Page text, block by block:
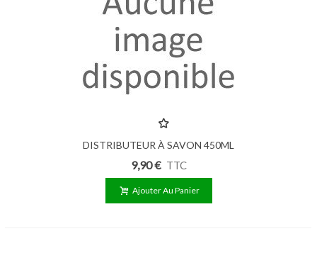
DISTRIBUTEUR À SAVON 450ML
9,90 € TTC
Ajouter Au Panier